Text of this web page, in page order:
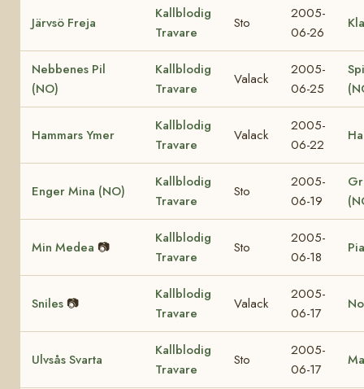
Järvsö Freja
Kallblodig
Travare
Sto
2005-
06-26
Nebbenes Pil
(NO)
Kallblodig
Travare
Valack
2005-
06-25
Hammars Ymer
Kallblodig
Travare
Valack
2005-
06-22
Enger Mina (NO)
Kallblodig
Travare
Sto
2005-
06-19
Min Medea 📷
Kallblodig
Travare
Sto
2005-
06-18
Sniles 📷
Kallblodig
Travare
Valack
2005-
06-17
Ulvsås Svarta
Kallblodig
Travare
Sto
2005-
06-17